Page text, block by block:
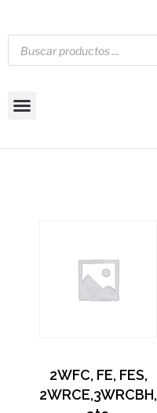
2WFC, FE, FES,
2WRCE,3WRCBH,